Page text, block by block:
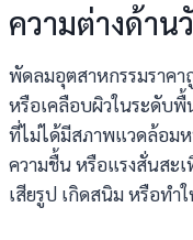
ความต่างด้าน
พัดลมอุตสาหกรรมราคา
หรือเคลือบผิวในระดับ
ที่ไม่ได้มีสภาพแวดล้อมห
ความชื้น หรือแรงสั่นสะ
เสียรูป เกิดสนิม หรือทำ